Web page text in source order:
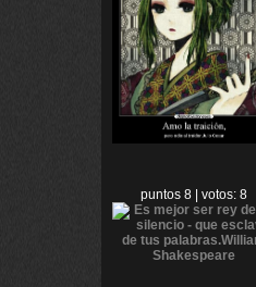
puntos 8 | votos: 8